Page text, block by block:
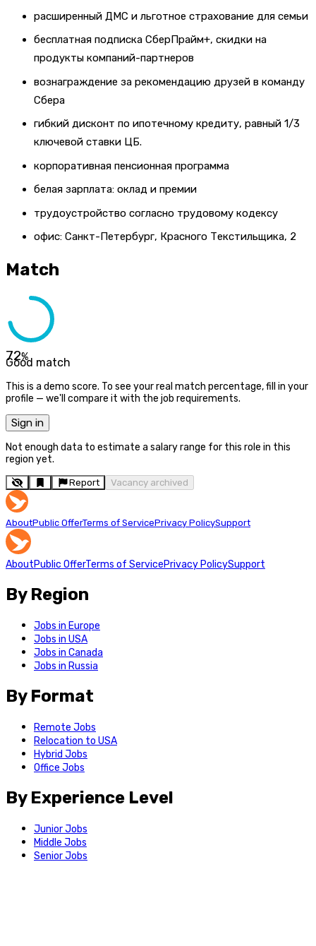
расширенный ДМС и льготное страхование для семьи
бесплатная подписка СберПрайм+, скидки на
продукты компаний-партнеров
вознаграждение за рекомендацию друзей в команду
Сбера
гибкий дисконт по ипотечному кредиту, равный 1/3
ключевой ставки ЦБ.
корпоративная пенсионная программа
белая зарплата: оклад и премии
трудоустройство согласно трудовому кодексу
офис: Санкт-Петербург, Красного Текстильщика, 2
Match
72%
Good match
This is a demo score. To see your real match percentage, fill in your
profile — we'll compare it with the job requirements.
Sign in
Not enough data to estimate a salary range for this role in this
region yet.
Report Vacancy archived
AboutPublic OfferTerms of ServicePrivacy PolicySupport
AboutPublic OfferTerms of ServicePrivacy PolicySupport
By Region
Jobs in Europe
Jobs in USA
Jobs in Canada
Jobs in Russia
By Format
Remote Jobs
Relocation to USA
Hybrid Jobs
Office Jobs
By Experience Level
Junior Jobs
Middle Jobs
Senior Jobs